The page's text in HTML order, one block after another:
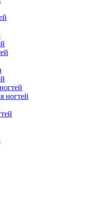
ногтей